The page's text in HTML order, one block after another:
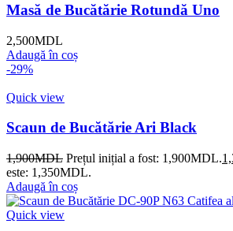
Masă de Bucătărie Rotundă Uno
2,500MDL
Adaugă în coș
-29%
Quick view
Scaun de Bucătărie Ari Black
1,900MDL Prețul inițial a fost: 1,900MDL.
este: 1,350MDL.
Adaugă în coș
Quick view